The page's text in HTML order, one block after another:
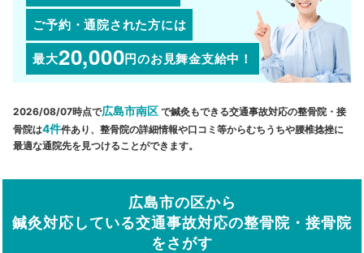
ご予約・通院された方には
最大20,000円のお見舞金支給中！
2026/08/07時点で広島市南区 で鍼灸もできる交通事故対応の整骨院・接
骨院は4件件あり、整骨院の詳細情報や口コミ等からむちうちや腰椎捻挫に
最適な通院先を見つけることができます。
広島市の区から
鍼灸対応している交通事故対応の整骨院・接骨院
をさがす